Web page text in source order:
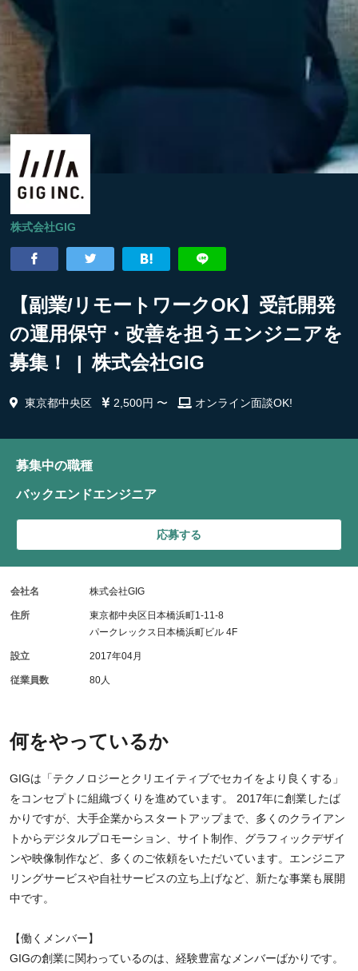
株式会社GIG
【副業/リモートワークOK】受託開発
の運用保守・改善を担うエンジニアを
募集！ | 株式会社GIG
東京都中央区 2,500円 〜 オンライン面談OK!
何をやっているか
GIGは「テクノロジーとクリエイティブでセカイをより良くする」
をコンセプトに組織づくりを進めています。 2017年に創業したば
かりですが、大手企業からスタートアップまで、多くのクライアン
トからデジタルプロモーション、サイト制作、グラフィックデザイ
ンや映像制作など、多くのご依頼をいただいています。エンジニア
リングサービスや自社サービスの立ち上げなど、新たな事業も展開
中です。
【働くメンバー】
GIGの創業に関わっているのは、経験豊富なメンバーばかりです。
募集中の職種
バックエンドエンジニア
応募する
会社名 株式会社GIG
住所
東京都中央区日本橋浜町1-11-8
パークレックス日本橋浜町ビル 4F
設立 2017年04月
従業員数 80人